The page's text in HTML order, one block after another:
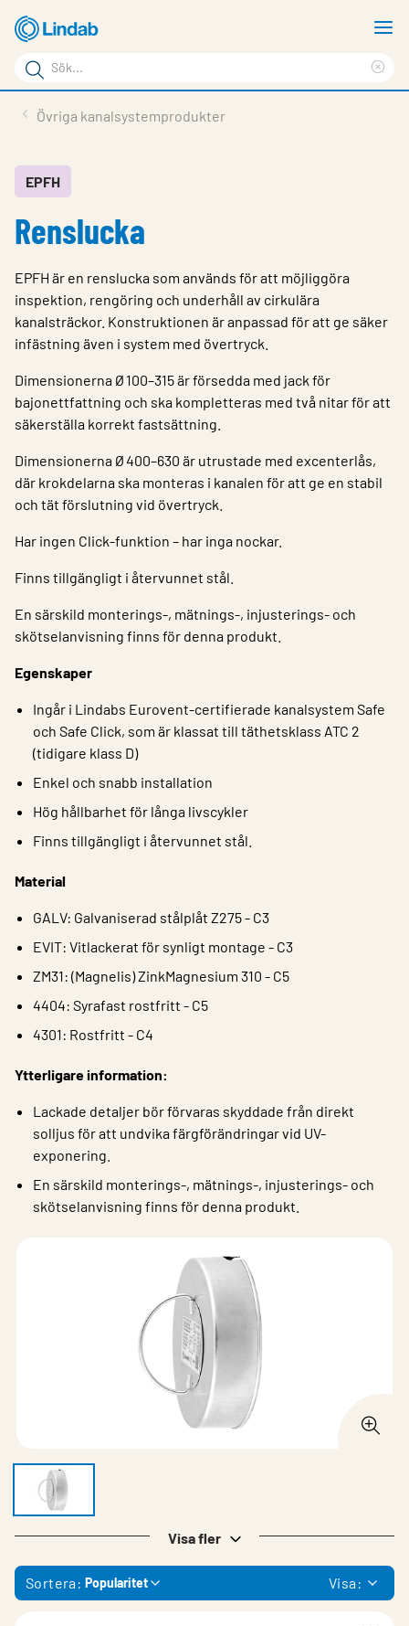
Hoppa
till
huvudinnehållet
Sökord
Sök
på
Service & Support
Hållbarhet
Kontakt
Choose languge
Sweden
Övriga kanalsystemprodukter
EPFH
Renslucka
EPFH är en renslucka som används för att möjliggöra
inspektion, rengöring och underhåll av cirkulära
kanalsträckor. Konstruktionen är anpassad för att ge säker
infästning även i system med övertryck.
Dimensionerna Ø 100–315 är försedda med jack för
bajonettfattning och ska kompletteras med två nitar för att
säkerställa korrekt fastsättning.
Dimensionerna Ø 400–630 är utrustade med excenterlås,
där krokdelarna ska monteras i kanalen för att ge en stabil
och tät förslutning vid övertryck.
Har ingen Click-funktion – har inga nockar.
Finns tillgängligt i återvunnet stål.
En särskild monterings-, mätnings-, injusterings- och
skötselanvisning finns för denna produkt.
Egenskaper
Ingår i Lindabs Eurovent-certifierade kanalsystem Safe
och Safe Click, som är klassat till täthetsklass ATC 2
(tidigare klass D)
Enkel och snabb installation
Hög hållbarhet för långa livscykler
Finns tillgängligt i återvunnet stål.
Material
GALV: Galvaniserad stålplåt Z275 - C3
EVIT: Vitlackerat för synligt montage - C3
ZM31: (Magnelis) ZinkMagnesium 310 - C5
4404: Syrafast rostfritt - C5
4301: Rostfritt - C4
Ytterligare information:
Lackade detaljer bör förvaras skyddade från direkt
solljus för att undvika färgförändringar vid UV-
exponering.
En särskild monterings-, mätnings-, injusterings- och
skötselanvisning finns för denna produkt.
Visa fler
Sortera: Popularitet Visa: